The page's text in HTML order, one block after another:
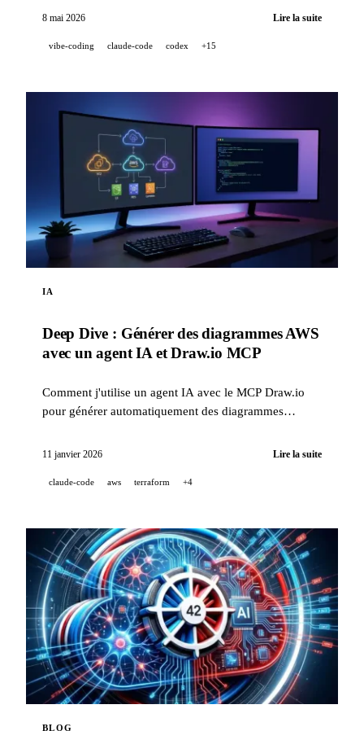
PR assistée IA) pour viser un code propre quand un
8 mai 2026 Lire la suite
vibe-coding claude-code codex +15
IA
Deep Dive : Générer des diagrammes AWS
avec un agent IA et Draw.io MCP
Comment j'utilise un agent IA avec le MCP Draw.io
pour générer automatiquement des diagrammes
Draw.io.
11 janvier 2026 Lire la suite
claude-code aws terraform +4
BLOG